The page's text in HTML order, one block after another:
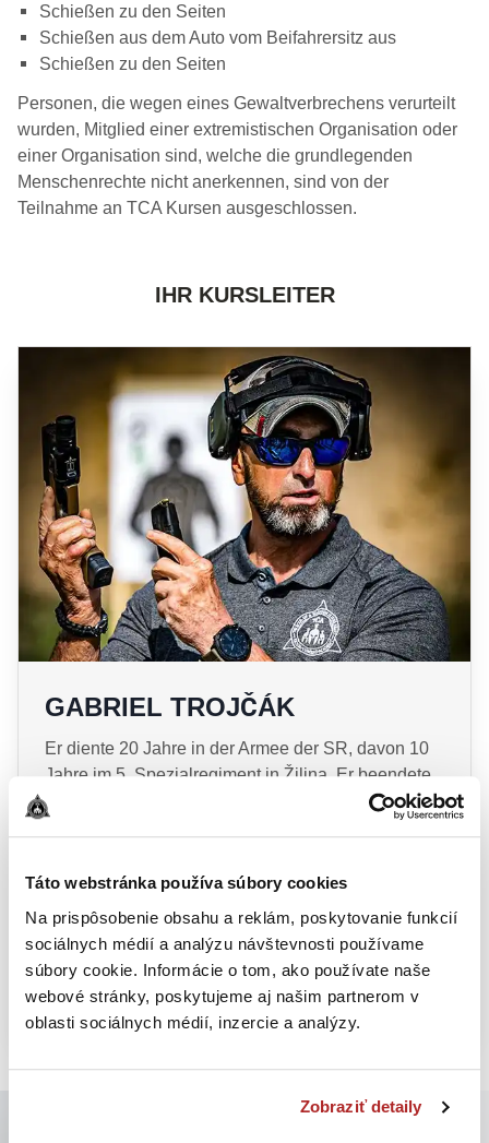
Táto webstránka používa súbory cookies
Na prispôsobenie obsahu a reklám, poskytovanie funkcií
sociálnych médií a analýzu návštevnosti používame
súbory cookie. Informácie o tom, ako používate naše
webové stránky, poskytujeme aj našim partnerom v
oblasti sociálnych médií, inzercie a analýzy.
Zobraziť detaily
Schießen zu den Seiten
Schießen aus dem Auto vom Beifahrersitz aus
Schießen zu den Seiten
Personen, die wegen eines Gewaltverbrechens verurteilt
wurden, Mitglied einer extremistischen Organisation oder
einer Organisation sind, welche die grundlegenden
Menschenrechte nicht anerkennen, sind von der
Teilnahme an TCA Kursen ausgeschlossen.
IHR KURSLEITER
GABRIEL TROJČÁK
Er diente 20 Jahre in der Armee der SR, davon 10
Jahre im 5. Spezialregiment in Žilina. Er beendete
seine berufliche Laufbahn als Schieß- und
Trainingsprogramme bei US-Spezialeinheiten, bei
britischen und israelischen Spezialeinheiten.
Gegründete Tactical Combat Academy im Jahr
2014.